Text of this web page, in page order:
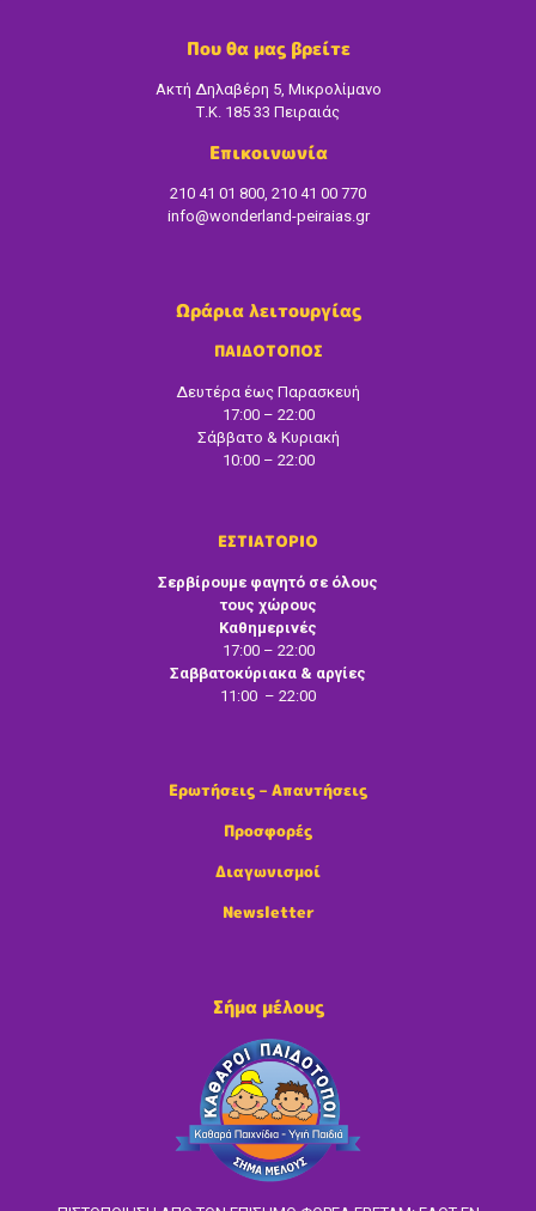
Που θα μας βρείτε
Ακτή Δηλαβέρη 5, Μικρολίμανο
Τ.Κ. 185 33 Πειραιάς
Επικοινωνία
210 41 01 800, 210 41 00 770
info@wonderland-peiraias.gr
Ωράρια λειτουργίας
ΠΑΙΔΟΤΟΠΟΣ
Δευτέρα έως Παρασκευή
17:00 – 22:00
Σάββατο & Κυριακή
10:00 – 22:00
ΕΣΤΙΑΤΟΡΙΟ
Σερβίρουμε φαγητό σε όλους
τους χώρους
Καθημερινές
17:00 – 22:00
Σαββατοκύριακα & αργίες
11:00 – 22:00
Ερωτήσεις – Απαντήσεις
Προσφορές
Διαγωνισμοί
Newsletter
Σήμα μέλους